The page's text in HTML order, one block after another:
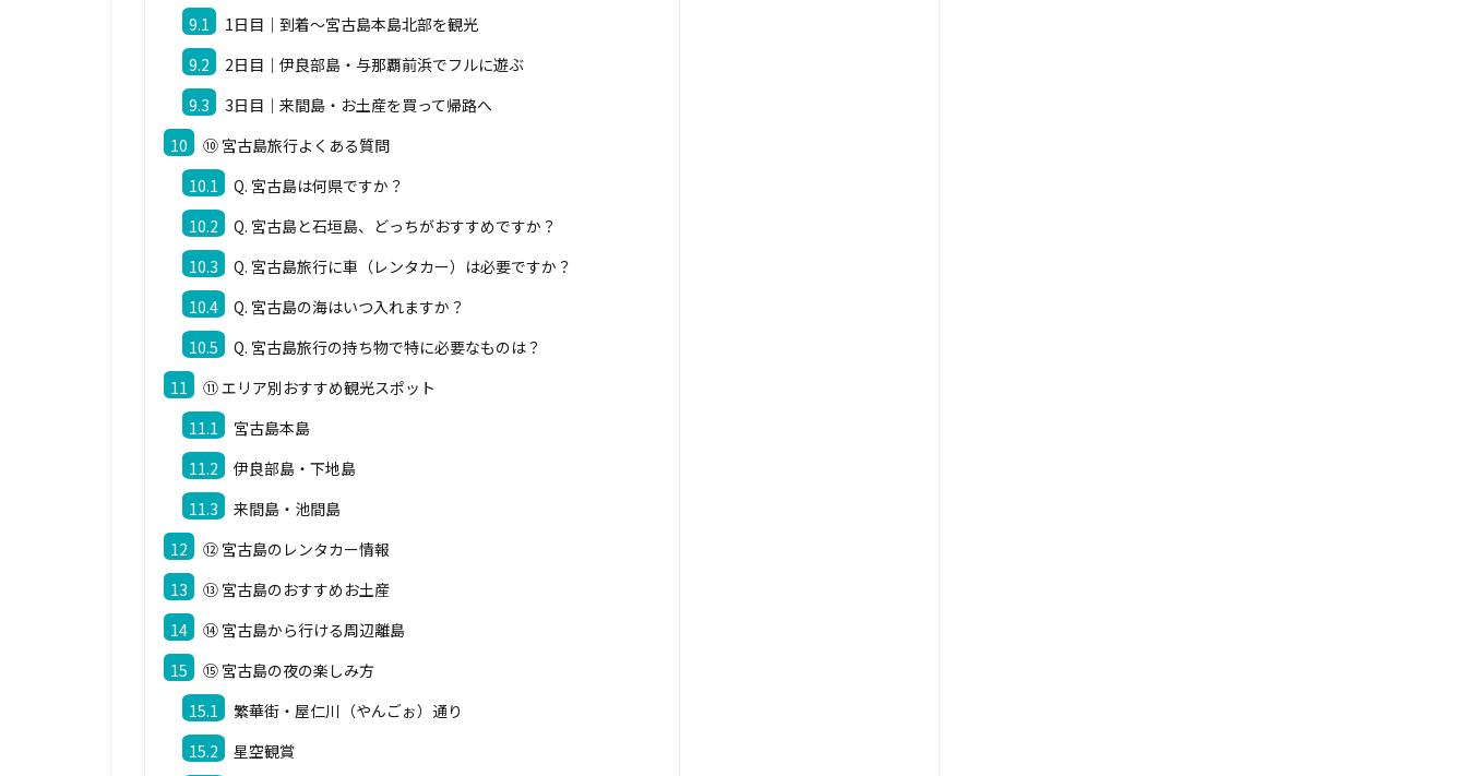
9.1
1日目｜到着〜宮古島本島北部を観光
9.2
2日目｜伊良部島・与那覇前浜でフルに遊ぶ
9.3
3日目｜来間島・お土産を買って帰路へ
10
⑩ 宮古島旅行よくある質問
10.1
Q. 宮古島は何県ですか？
10.2
Q. 宮古島と石垣島、どっちがおすすめですか？
10.3
Q. 宮古島旅行に車（レンタカー）は必要ですか？
10.4
Q. 宮古島の海はいつ入れますか？
10.5
Q. 宮古島旅行の持ち物で特に必要なものは？
11
⑪ エリア別おすすめ観光スポット
11.1
宮古島本島
11.2
伊良部島・下地島
11.3
来間島・池間島
12
⑫ 宮古島のレンタカー情報
13
⑬ 宮古島のおすすめお土産
14
⑭ 宮古島から行ける周辺離島
15
⑮ 宮古島の夜の楽しみ方
15.1
繁華街・屋仁川（やんごぉ）通り
15.2
星空観賞